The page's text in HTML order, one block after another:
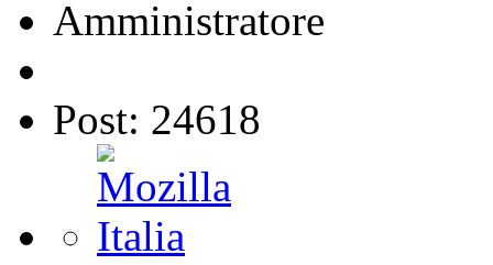
Amministratore
Post: 24618